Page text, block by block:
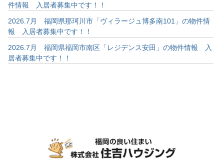
件情報 入居者募集中です！！
2026.7月 福岡県那珂川市「ヴィラージュ博多南101」の物件情
報 入居者募集中です！！
2026.7月 福岡県福岡市南区「レジデンス安田」の物件情報 入
居者募集中です！！